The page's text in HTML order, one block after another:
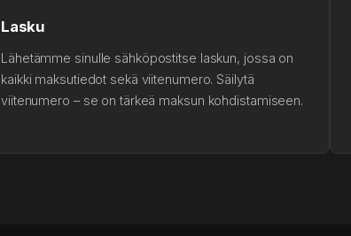
Lasku
Lähetämme sinulle sähköpostitse laskun, jossa on
kaikki maksutiedot sekä viitenumero. Säilytä
viitenumero – se on tärkeä maksun kohdistamiseen.